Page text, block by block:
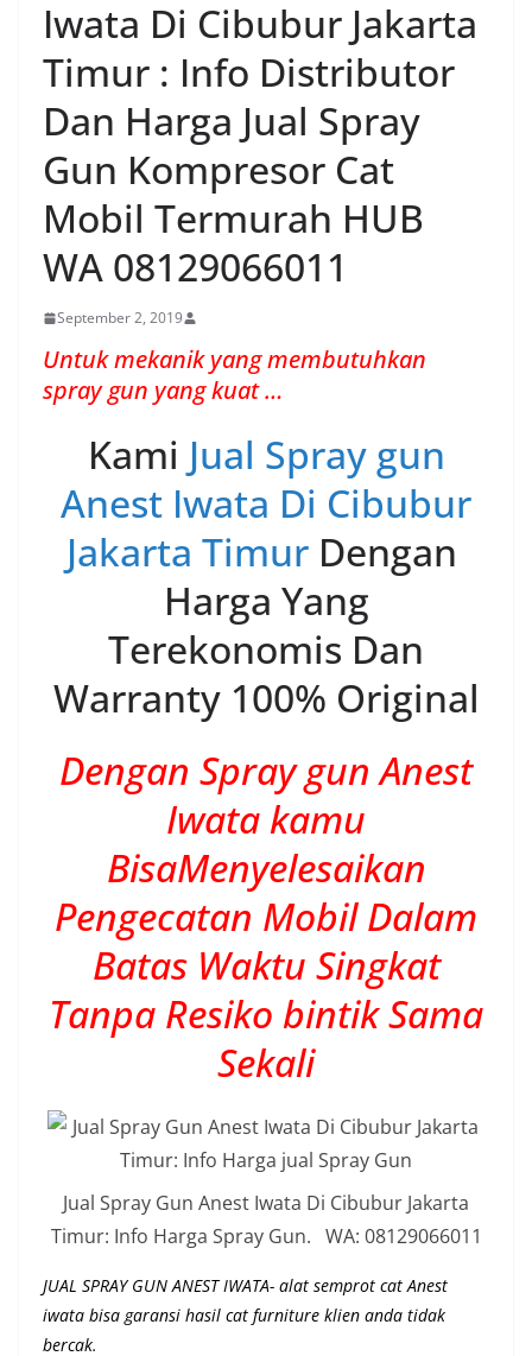
Iwata Di Cibubur Jakarta
Timur : Info Distributor
Dan Harga Jual Spray
Gun Kompresor Cat
Mobil Termurah HUB
WA 08129066011
September 2, 2019
Untuk mekanik yang membutuhkan
spray gun yang kuat …
Kami Jual Spray gun
Anest Iwata Di Cibubur
Jakarta TimurDengan
Harga Yang
Terekonomis Dan
Warranty 100% Original
Dengan Spray gun Anest
Iwata kamu
BisaMenyelesaikan
Pengecatan Mobil Dalam
Batas Waktu Singkat
Tanpa Resiko bintik Sama
Sekali
Jual Spray Gun Anest Iwata Di Cibubur Jakarta
Timur: Info Harga Spray Gun. WA: 08129066011
JUAL SPRAY GUN ANEST IWATA- alat semprot cat Anest
iwata bisa garansi hasil cat furniture klien anda tidak
bercak.